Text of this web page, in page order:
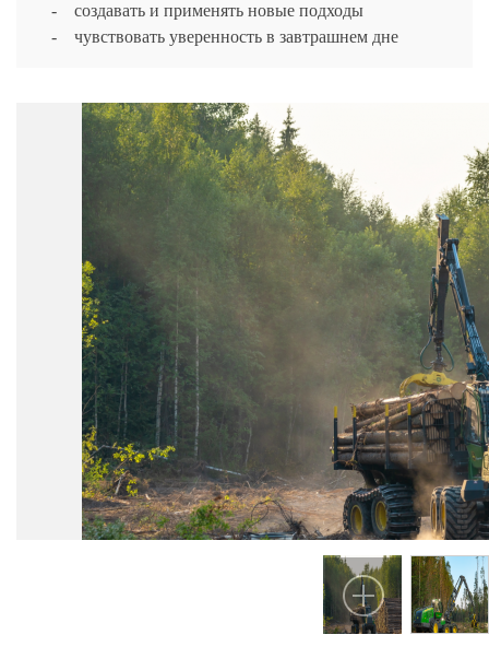
- создавать и применять новые подходы
- чувствовать уверенность в завтрашнем дне